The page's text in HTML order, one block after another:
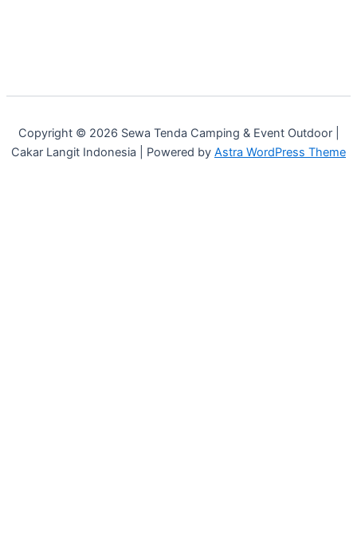
Copyright © 2026 Sewa Tenda Camping & Event Outdoor |
Cakar Langit Indonesia | Powered by Astra WordPress Theme